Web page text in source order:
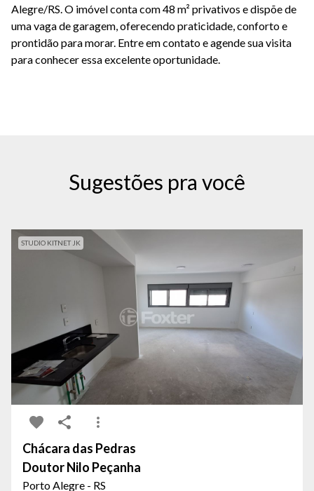
Alegre/RS. O imóvel conta com 48 m² privativos e dispõe de
uma vaga de garagem, oferecendo praticidade, conforto e
prontidão para morar. Entre em contato e agende sua visita
para conhecer essa excelente oportunidade.
Sugestões pra você
STUDIO KITNET JK
Chácara das Pedras
Doutor Nilo Peçanha
Porto Alegre - RS